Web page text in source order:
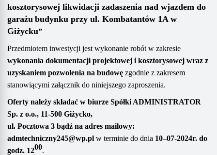
kosztorysowej likwidacji zadaszenia nad wjazdem do
garażu budynku przy ul. Kombatantów 1A w
Giżycku”
Przedmiotem inwestycji jest wykonanie robót w zakresie
wykonania dokumentacji projektowej i kosztorysowej wraz z
uzyskaniem pozwolenia na budowę zgodnie z zakresem
stanowiącymi załącznik do niniejszego zaproszenia.
Oferty należy składać w biurze Spółki ADMINISTRATOR
Sp. z o.o., 11-500 Giżycko,
ul. Pocztowa 3 bądź na adres mailowy:
admtechniczny245@wp.pl w terminie do dnia 10–07-2024r. do
godz. 1200.